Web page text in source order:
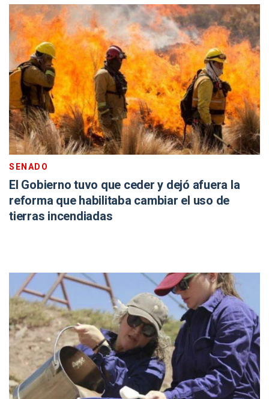
SENADO
El Gobierno tuvo que ceder y dejó afuera la
reforma que habilitaba cambiar el uso de
tierras incendiadas